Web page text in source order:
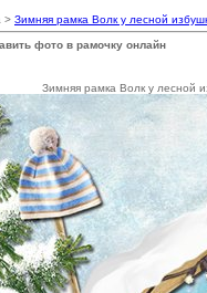
> Зимняя рамка Волк у лесной
фото в рамочку онлайн
Зимняя рамка Волк у лесной